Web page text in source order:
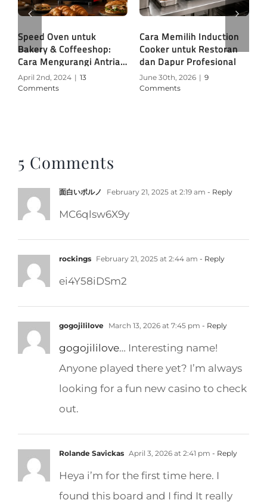
Speed Oven untuk
Bakery & Coffeeshop:
Cara Mengurangi Antrian
& Meningkatkan
Revenue
April 2nd, 2024 | 13
Comments
Cara Memilih Induction
Cooker untuk Restoran
dan Dapur Profesional
June 30th, 2026 | 9
Comments
5 Comments
面白いポルノ February 21, 2025 at 2:19 am - Reply
MC6qlsw6X9y
rockings February 21, 2025 at 2:44 am - Reply
ei4Y58iDSm2
gogojililove March 13, 2026 at 7:45 pm - Reply
gogojililove… Interesting name!
Anyone played there yet? I’m always
looking for a fun new casino to check
out.
Rolande Savickas April 3, 2026 at 2:41 pm - Reply
Heya i’m for the first time here. I
found this board and I find It really